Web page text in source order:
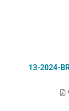
13-2024-